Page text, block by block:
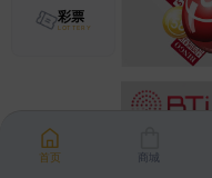
彩票
首页 商城